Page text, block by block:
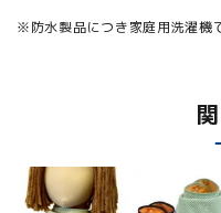
※防水製品につき家庭用洗濯機